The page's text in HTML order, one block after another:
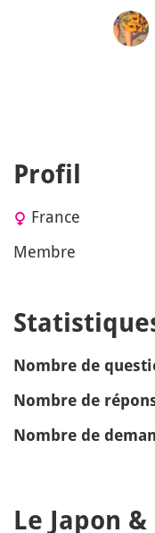
Profil
France
Membre
Nombre de
Nombre de
Nombre de
Le Japon